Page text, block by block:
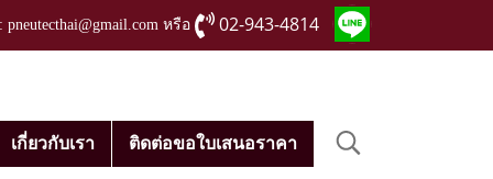
หรือ 02-943-4814
เกี่ยวกับเรา ติดต่อขอใบเสนอราคา